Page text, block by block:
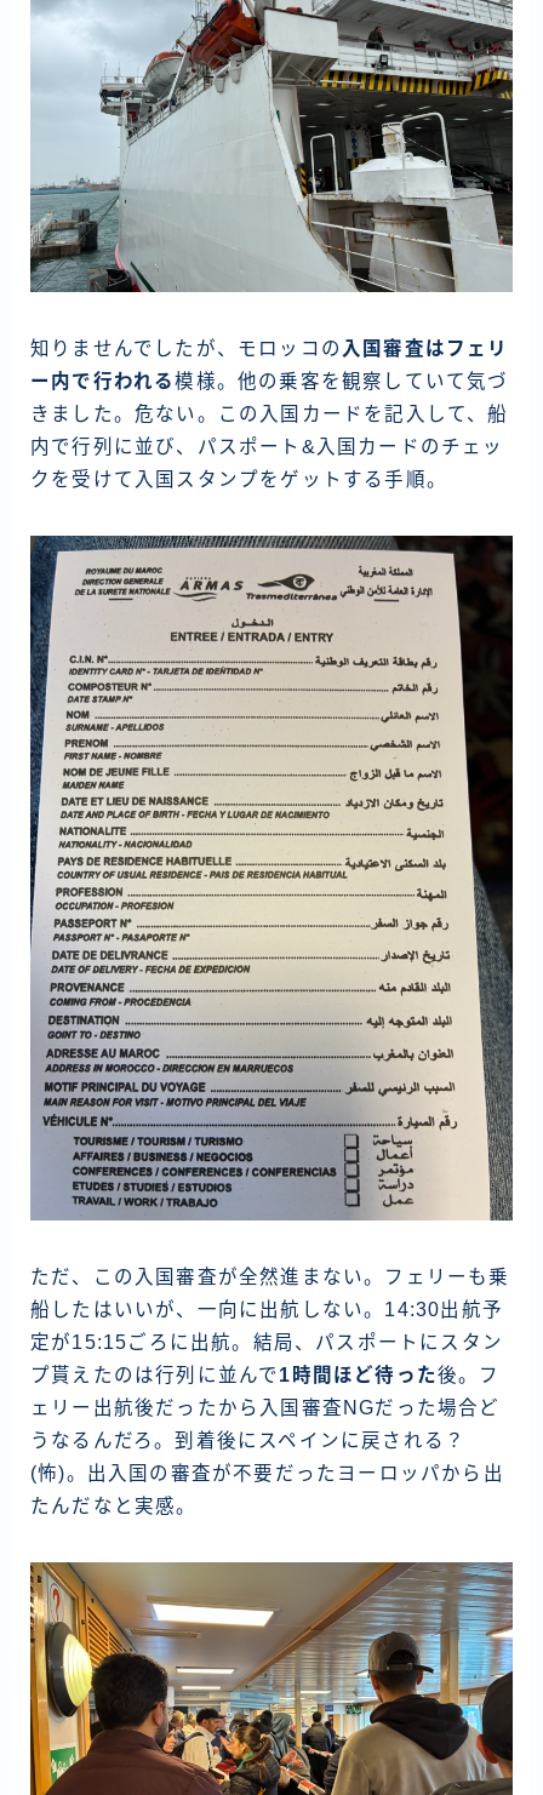
知りませんでしたが、モロッコの 入国審査はフェリ
ー内で行われる模様。他の乗客を観察していて気づ
きました。危ない。この入国カードを記入して、船
内で行列に並び、パスポート&入国カードのチェッ
クを受けて入国スタンプをゲットする手順。
ただ、この入国審査が全然進まない。フェリーも乗
船したはいいが、一向に出航しない。14:30出航予
定が15:15ごろに出航。結局、パスポートにスタン
プ貰えたのは行列に並んで1時間ほど待った後。フ
ェリー出航後だったから入国審査NGだった場合ど
うなるんだろ。到着後にスペインに戻される？
(怖)。出入国の審査が不要だったヨーロッパから出
たんだなと実感。